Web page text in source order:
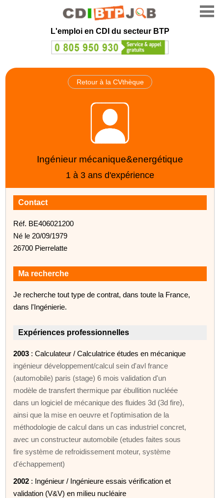
L'emploi en CDI du secteur BTP
Retour à la CVthèque
Ingénieur mécanique&energétique
1 à 3 ans d'expérience
Contact
Réf. BE406021200
Né le 20/09/1979
26700 Pierrelatte
Ma recherche
Je recherche tout type de contrat, dans toute la France,
dans l'Ingénierie.
Expériences professionnelles
2003 : Calculateur / Calculatrice études en mécanique
ingénieur développement/calcul sein d'avl france
(automobile) paris (stage) 6 mois validation d'un
modèle de transfert thermique par ébullition nucléée
dans un logiciel de mécanique des fluides 3d (3d fire),
ainsi que la mise en oeuvre et l'optimisation de la
méthodologie de calcul dans un cas industriel concret,
avec un constructeur automobile (etudes faites sous
fire système de refroidissement moteur, système
d'échappement)
2002 : Ingénieur / Ingénieure essais vérification et
validation (V&V) en milieu nucléaire